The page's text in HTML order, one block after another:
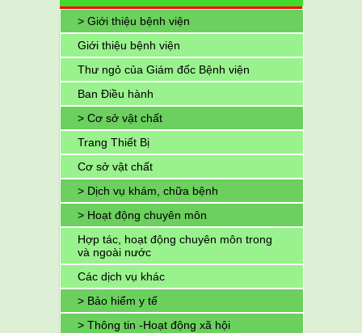
> Giới thiệu bệnh viện
Giới thiệu bệnh viện
Thư ngỏ của Giám đốc Bệnh viện
Ban Điều hành
> Cơ sở vật chất
Trang Thiết Bị
Cơ sở vật chất
> Dịch vụ khám, chữa bệnh
> Hoạt động chuyên môn
Hợp tác, hoạt động chuyên môn trong
và ngoài nước
Các dịch vụ khác
> Bảo hiểm y tế
> Thông tin -Hoạt động xã hội